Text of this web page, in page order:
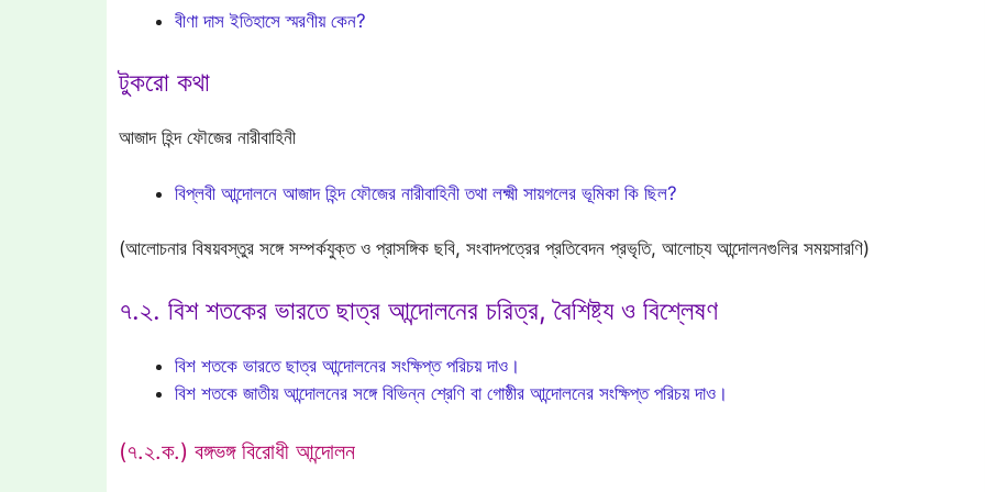
বীণা দাস ইতিহাসে স্মরণীয় কেন?
টুকরো কথা
আজাদ হিন্দ ফৌজের নারীবাহিনী
বিপ্লবী আন্দোলনে আজাদ হিন্দ ফৌজের নারীবাহিনী তথা লক্ষ্মী সায়গলের ভূমিকা কি ছিল?
(আলোচনার বিষয়বস্তুর সঙ্গে সম্পর্কযুক্ত ও প্রাসঙ্গিক ছবি, সংবাদপত্রের প্রতিবেদন প্রভৃতি, আলোচ্য আন্দোলনগুলির সময়সারণি)
৭.২. বিশ শতকের ভারতে ছাত্র আন্দোলনের চরিত্র, বৈশিষ্ট্য ও বিশ্লেষণ
বিশ শতকে ভারতে ছাত্র আন্দোলনের সংক্ষিপ্ত পরিচয় দাও।
বিশ শতকে জাতীয় আন্দোলনের সঙ্গে বিভিন্ন শ্রেণি বা গোষ্ঠীর আন্দোলনের সংক্ষিপ্ত পরিচয় দাও।
(৭.২.ক.) বঙ্গভঙ্গ বিরোধী আন্দোলন